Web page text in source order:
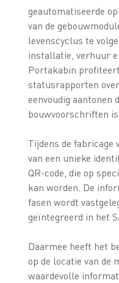
geautomatiseerde
van de
levenscyclus te
installatie, verhuur
Portakabin
statusrapporten
eenvoudig aantonen
bouwvoorschriften is
Tijdens de fabricage
van een unieke
QR-code, die op
kan worden. De
fasen wordt
geïntegreerd in het
Daarmee heeft het
op de locatie van de
waardevolle